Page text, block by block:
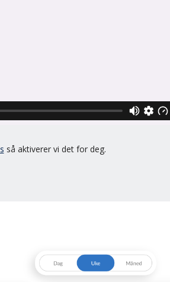
så aktiverer vi det for deg.